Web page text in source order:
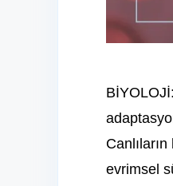
evrimsel